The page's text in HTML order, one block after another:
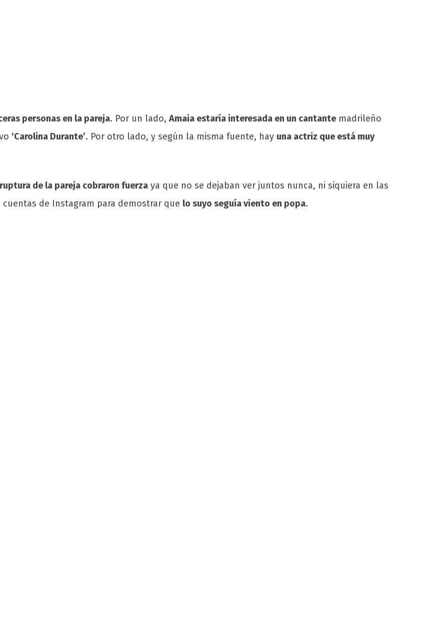
personas en la pareja. Por un lado, Amaia estaría interesada en un cantante madrileño
‘Carolina Durante’. Por otro lado, y según la misma fuente, hay una actriz que está muy
de la pareja cobraron fuerza ya que no se dejaban ver juntos nunca, ni siquiera en las
de Instagram para demostrar que lo suyo seguía viento en popa.